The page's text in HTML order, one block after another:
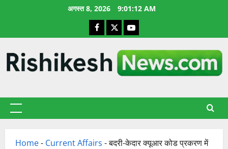
अगस्त 8, 2026 9:01:13 AM
Facebook
X YouTube
प्राथमिक
Home- Current Affairs -बदरी-केदार क्यूआर कोड प्रकरण में